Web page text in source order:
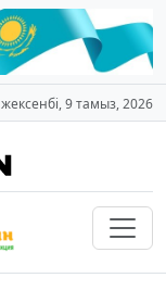
жексенбі, 9 тамыз, 2026